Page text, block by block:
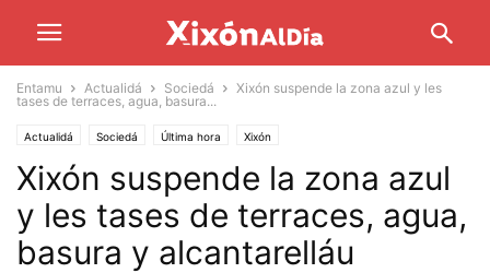
Entamu Actualidá Sociedá
Xixón suspende la zona azul y les
tases de terraces, agua, basura...
Actualidá Sociedá Última hora Xixón
Xixón suspende la zona azul
y les tases de terraces, agua,
basura y alcantarelláu